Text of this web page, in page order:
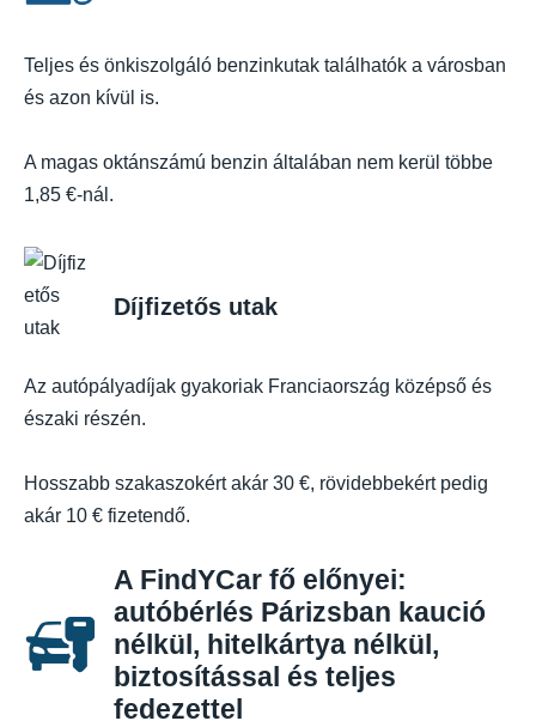
Teljes és önkiszolgáló benzinkutak találhatók a városban
és azon kívül is.
A magas oktánszámú benzin általában nem kerül többe
1,85 €-nál.
Díjfizetős utak
Az autópályadíjak gyakoriak Franciaország középső és
északi részén.
Hosszabb szakaszokért akár 30 €, rövidebbekért pedig
akár 10 € fizetendő.
A FindYCar fő előnyei:
autóbérlés Párizsban kaució
nélkül, hitelkártya nélkül,
biztosítással és teljes
fedezettel